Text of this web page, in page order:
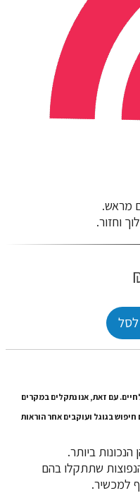
מראש.
וחזור.
עם זאת, אנו נתקלים במקרים
בגוגל ועוקבים אחר הוראות
ביותר.
שתתקלו בהם
למכשיר.